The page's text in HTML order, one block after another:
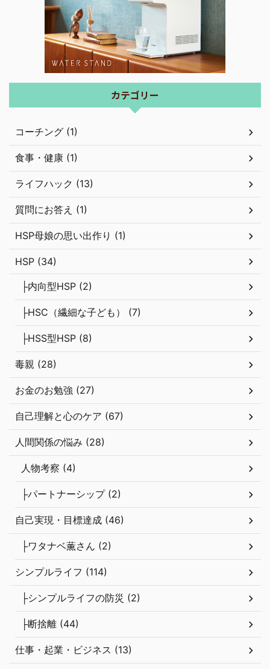
カテゴリー
コーチング (1)
食事・健康 (1)
ライフハック (13)
質問にお答え (1)
HSP母娘の思い出作り (1)
HSP (34)
├内向型HSP (2)
├HSC（繊細な子ども） (7)
├HSS型HSP (8)
毒親 (28)
お金のお勉強 (27)
自己理解と心のケア (67)
人間関係の悩み (28)
人物考察 (4)
├パートナーシップ (2)
自己実現・目標達成 (46)
├ワタナベ薫さん (2)
シンプルライフ (114)
├シンプルライフの防災 (2)
├断捨離 (44)
仕事・起業・ビジネス (13)